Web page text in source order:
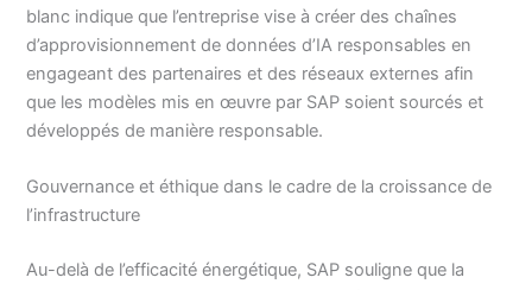
blanc indique que l’entreprise vise à créer des chaînes
d’approvisionnement de données d’IA responsables en
engageant des partenaires et des réseaux externes afin
que les modèles mis en œuvre par SAP soient sourcés et
développés de manière responsable.
Gouvernance et éthique dans le cadre de la croissance de
l’infrastructure
Au-delà de l’efficacité énergétique, SAP souligne que la